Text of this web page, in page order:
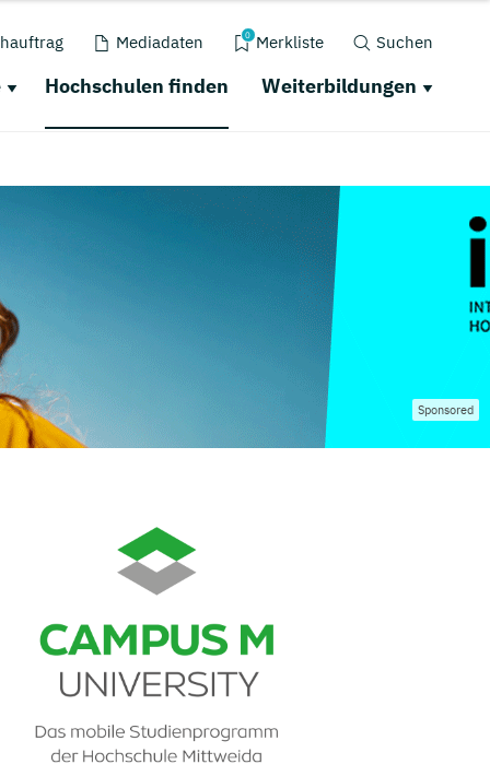
Mediadaten 0 Merkliste Suchen
Hochschulen finden Weiterbildungen
Sponsored